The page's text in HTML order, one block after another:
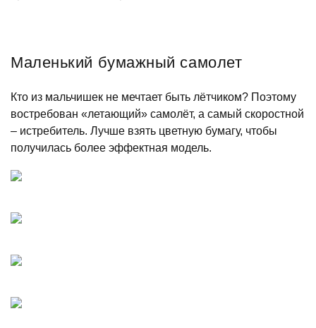
Маленький бумажный самолет
Кто из мальчишек не мечтает быть лётчиком? Поэтому
востребован «летающий» самолёт, а самый скоростной
– истребитель. Лучше взять цветную бумагу, чтобы
получилась более эффектная модель.